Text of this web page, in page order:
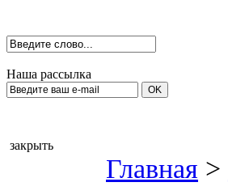
Наша рассылка
закрыть
Главная >